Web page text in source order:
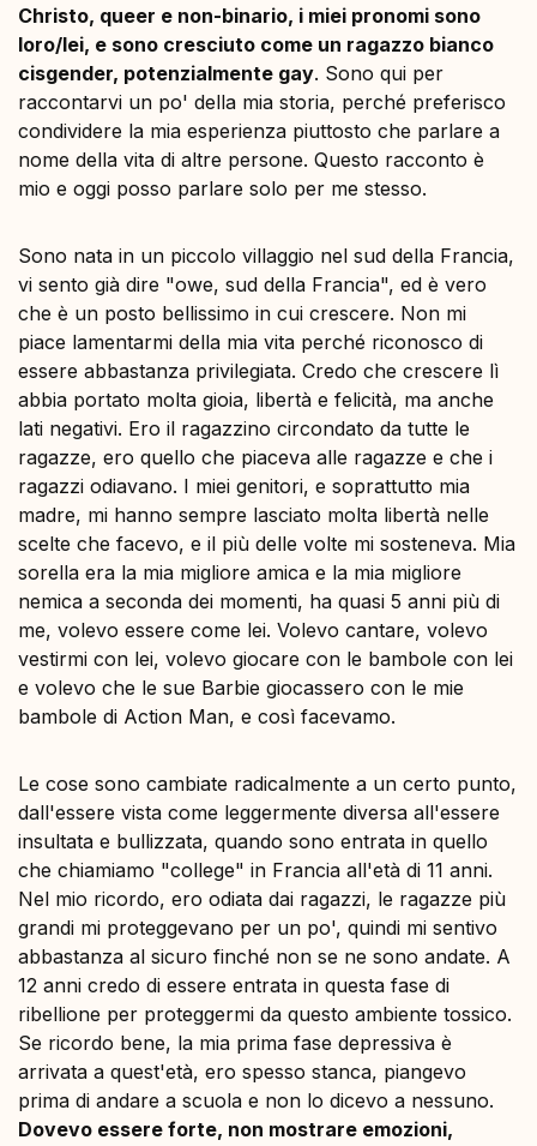
Christo, queer e non-binario, i miei pronomi sono
loro/lei, e sono cresciuto come un ragazzo bianco
cisgender, potenzialmente gay. Sono qui per
raccontarvi un po' della mia storia, perché preferisco
condividere la mia esperienza piuttosto che parlare a
nome della vita di altre persone. Questo racconto è
mio e oggi posso parlare solo per me stesso.
Sono nata in un piccolo villaggio nel sud della Francia,
vi sento già dire "owe, sud della Francia", ed è vero
che è un posto bellissimo in cui crescere. Non mi
piace lamentarmi della mia vita perché riconosco di
essere abbastanza privilegiata. Credo che crescere lì
abbia portato molta gioia, libertà e felicità, ma anche
lati negativi. Ero il ragazzino circondato da tutte le
ragazze, ero quello che piaceva alle ragazze e che i
ragazzi odiavano. I miei genitori, e soprattutto mia
madre, mi hanno sempre lasciato molta libertà nelle
scelte che facevo, e il più delle volte mi sosteneva. Mia
sorella era la mia migliore amica e la mia migliore
nemica a seconda dei momenti, ha quasi 5 anni più di
me, volevo essere come lei. Volevo cantare, volevo
vestirmi con lei, volevo giocare con le bambole con lei
e volevo che le sue Barbie giocassero con le mie
bambole di Action Man, e così facevamo.
Le cose sono cambiate radicalmente a un certo punto,
dall'essere vista come leggermente diversa all'essere
insultata e bullizzata, quando sono entrata in quello
che chiamiamo "college" in Francia all'età di 11 anni.
Nel mio ricordo, ero odiata dai ragazzi, le ragazze più
grandi mi proteggevano per un po', quindi mi sentivo
abbastanza al sicuro finché non se ne sono andate. A
12 anni credo di essere entrata in questa fase di
ribellione per proteggermi da questo ambiente tossico.
Se ricordo bene, la mia prima fase depressiva è
arrivata a quest'età, ero spesso stanca, piangevo
prima di andare a scuola e non lo dicevo a nessuno.
Dovevo essere forte, non mostrare emozioni,